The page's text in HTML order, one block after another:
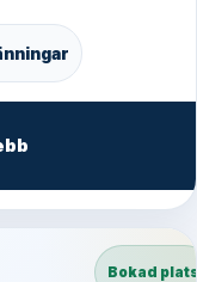
Bokad